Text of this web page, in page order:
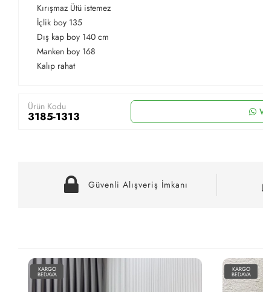
Kırışmaz Ütü istemez
İçlik boy 135
Dış kap boy 140 cm
Manken boy 168
Kalıp rahat
Ürün Kodu
3185-1313
Güvenli Alışveriş İmkanı
KARGO
BEDAVA
KARGO
BEDAVA